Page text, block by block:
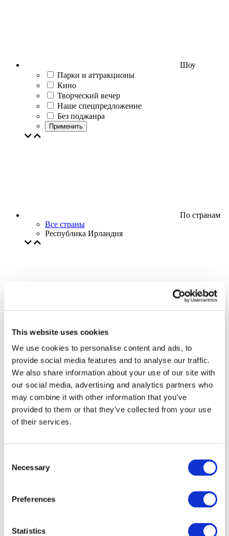
This website uses cookies
We use cookies to personalise content and ads, to
provide social media features and to analyse our traffic.
We also share information about your use of our site with
our social media, advertising and analytics partners who
may combine it with other information that you’ve
provided to them or that they’ve collected from your use
of their services.
Selection
Necessary
Preferences
Statistics
Шоу
Парки и аттракционы
Кино
Творческий вечер
Наше спецпредложение
Без поджанра
Применить
По странам
Все страны
Республика Ирландия